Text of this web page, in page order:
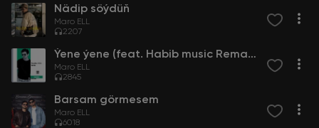
Nädip söýdüň
Maro ELL
2207
Ýene ýene (feat. Habib music Remake)
Maro ELL
2845
Barsam görmesem
Maro ELL
6018